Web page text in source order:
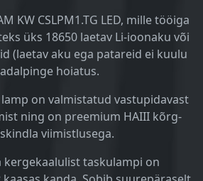
KW CSLPM1.TG LED, mille tööiga
üks 18650 laetav Li-ioonaku või
(laetav aku ega patareid ei kuulu
hoiatus.
on valmistatud vastupidavast
ning on preemium HAIII kõrg-
viimistlusega.
kergekaalulist taskulampi on